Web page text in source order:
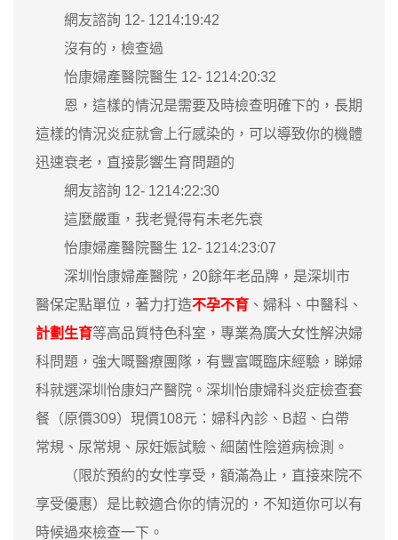
網友諮詢 12- 1214:19:42
沒有的，檢查過
怡康婦產醫院醫生 12- 1214:20:32
恩，這樣的情況是需要及時檢查明確下的，長期
這樣的情況炎症就會上行感染的，可以導致你的機體
迅速衰老，直接影響生育問題的
網友諮詢 12- 1214:22:30
這麼嚴重，我老覺得有未老先衰
怡康婦產醫院醫生 12- 1214:23:07
深圳怡康婦產醫院，20餘年老品牌，是深圳市
醫保定點單位，著力打造不孕不育 、婦科、中醫科、
計劃生育等高品質特色科室，專業為廣大女性解決婦
科問題，強大嘅醫療團隊，有豐富嘅臨床經驗，睇婦
科就選深圳怡康妇产醫院。深圳怡康婦科炎症檢查套
餐（原價309）現價108元：婦科內診、B超、白帶
常規、尿常規、尿妊娠試驗、細菌性陰道病檢測。
（限於預約的女性享受，額滿為止，直接來院不
享受優惠）是比較適合你的情況的，不知道你可以有
時候過來檢查一下。